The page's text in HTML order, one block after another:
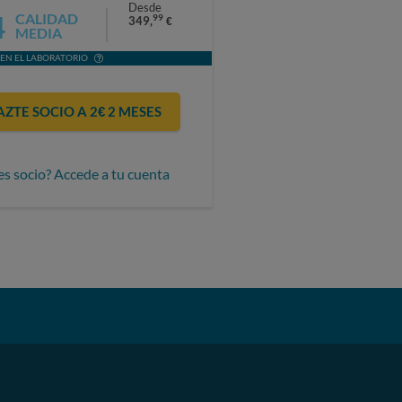
CALIDAD
MEDIA
Desde
349,99 €
EL LABORATORIO
SOCIO A 2€ 2 MESES
socio? Accede a tu cuenta